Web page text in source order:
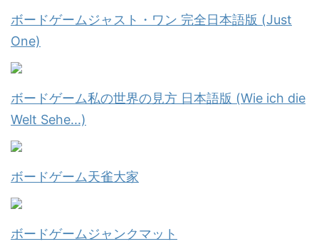
ボードゲームジャスト・ワン 完全日本語版 (Just
One)
ボードゲーム私の世界の見方 日本語版 (Wie ich die
Welt Sehe...)
ボードゲーム天雀大家
ボードゲームジャンクマット